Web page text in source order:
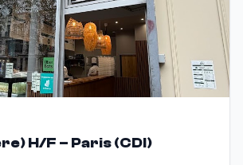
H/F – Paris (CDI)